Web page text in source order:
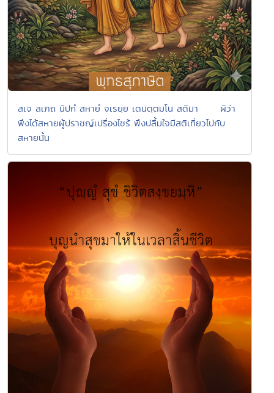
สเจ ลเภถ นิปกํ สหายํ จเรยฺย เตนตฺตมโน สติมา ผิว่า
พึงได้สหายผู้ปราชญ์เปรื่องไซร้ พึงปลื้มใจมีสติเที่ยวไปกับ
สหายนั้น